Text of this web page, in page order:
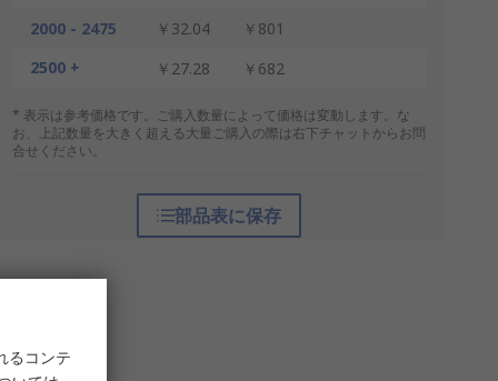
2000 - 2475
￥32.04
￥801
2500 +
￥27.28 ￥682
* 表示は参考価格です。ご購入数量によって価格は変動します。な
お、上記数量を大きく超える大量ご購入の際は右下チャットからお問
合せください。
部品表に保存
るコンテ